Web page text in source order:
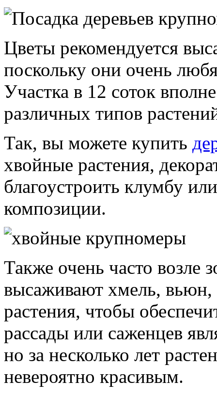
Цветы рекомендуется
поскольку они очень
Участка в 12 соток
различных типов
Так, вы можете купить
хвойные растения,
благоустроить клумбу
композиции.
Также очень часто возле
высаживают хмель,
растения, чтобы
рассады или саженцев
но за несколько лет
невероятно красивым.